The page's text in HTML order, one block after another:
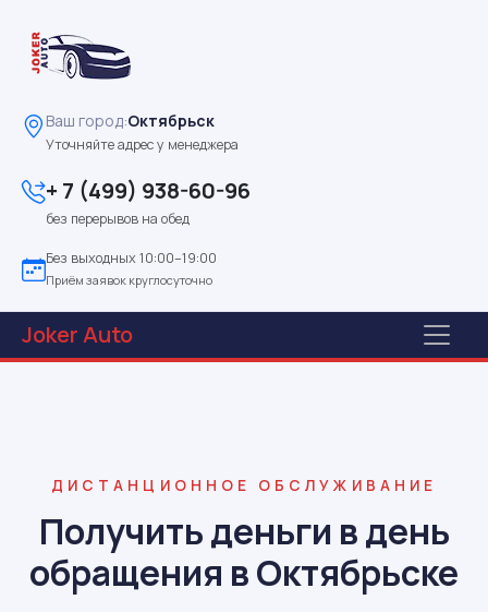
Ваш город:Октябрьск
Уточняйте адрес у менеджера
+ 7 (499) 938-60-96
без перерывов на обед
Без выходных 10:00–19:00
Приём заявок круглосуточно
JokerAuto
ДИСТАНЦИОННОЕ ОБСЛУЖИВАНИЕ
Получить деньги в день
обращения в Октябрьске